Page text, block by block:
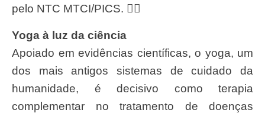
pelo NTC MTCI/PICS. 👇🏽
Yoga à luz da ciência
Apoiado em evidências científicas, o yoga, um
dos mais antigos sistemas de cuidado da
humanidade, é decisivo como terapia
complementar no tratamento de doenças